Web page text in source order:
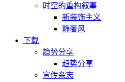
时空的重构叙事
新装饰主义
静奢风
下载
趋势分享
趋势分享
宣传杂志